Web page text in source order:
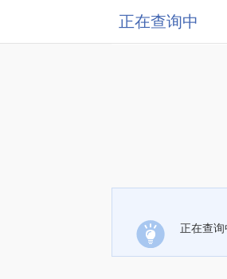
正在查询中
正在查